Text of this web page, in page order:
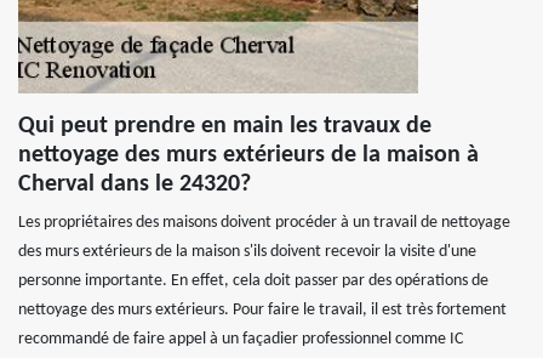
Qui peut prendre en main les travaux de
nettoyage des murs extérieurs de la maison à
Cherval dans le 24320?
Les propriétaires des maisons doivent procéder à un travail de nettoyage
des murs extérieurs de la maison s'ils doivent recevoir la visite d'une
personne importante. En effet, cela doit passer par des opérations de
nettoyage des murs extérieurs. Pour faire le travail, il est très fortement
recommandé de faire appel à un façadier professionnel comme IC